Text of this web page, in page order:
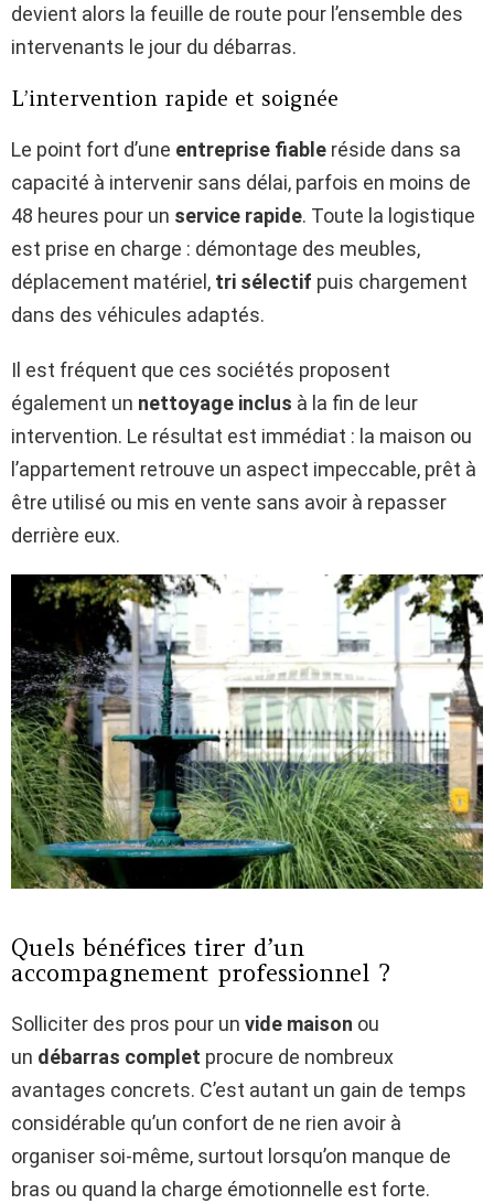
devient alors la feuille de route pour l’ensemble des
intervenants le jour du débarras.
L’intervention rapide et soignée
Le point fort d’une entreprise fiable réside dans sa
capacité à intervenir sans délai, parfois en moins de
48 heures pour un service rapide. Toute la logistique
est prise en charge : démontage des meubles,
déplacement matériel, tri sélectif puis chargement
dans des véhicules adaptés.
Il est fréquent que ces sociétés proposent
également un nettoyage inclus à la fin de leur
intervention. Le résultat est immédiat : la maison ou
l’appartement retrouve un aspect impeccable, prêt à
être utilisé ou mis en vente sans avoir à repasser
derrière eux.
Quels bénéfices tirer d’un
accompagnement professionnel ?
Solliciter des pros pour un vide maison ou
un débarras complet procure de nombreux
avantages concrets. C’est autant un gain de temps
considérable qu’un confort de ne rien avoir à
organiser soi-même, surtout lorsqu’on manque de
bras ou quand la charge émotionnelle est forte.